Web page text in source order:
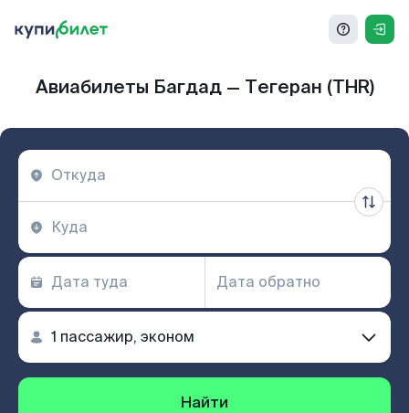
Авиабилеты Багдад — Тегеран (THR)
Найти